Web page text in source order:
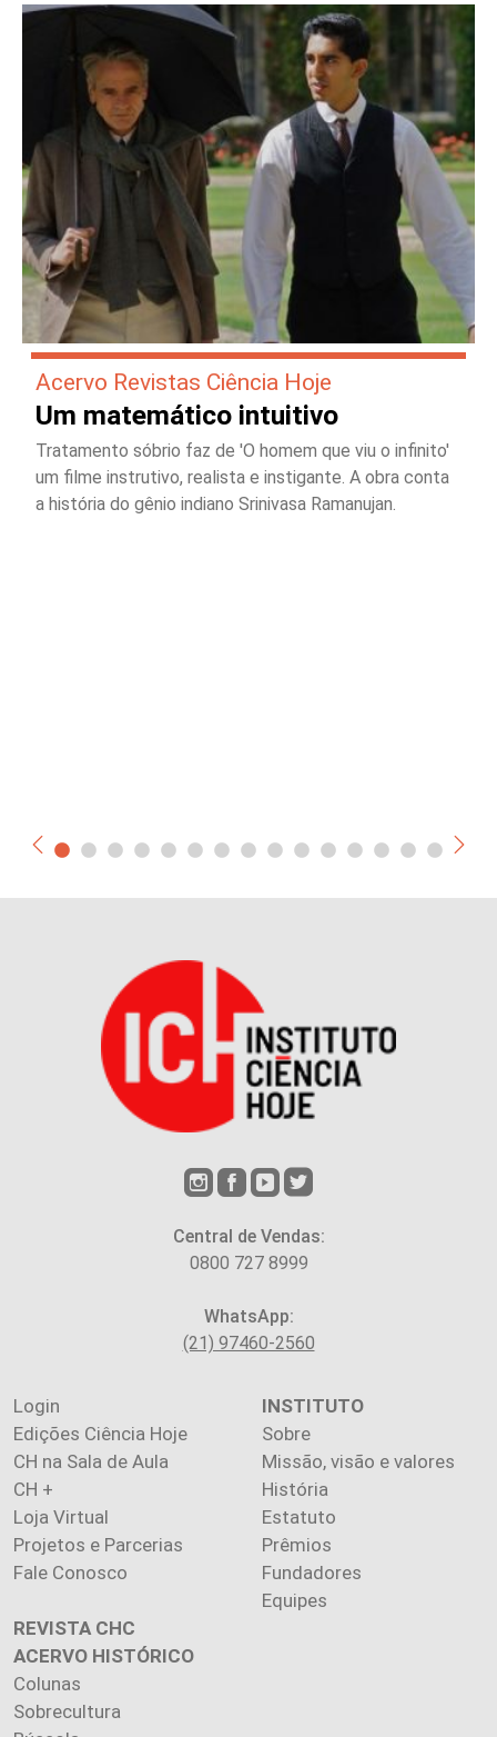
Acervo Revistas Ciência Hoje
Um matemático intuitivo
Tratamento sóbrio faz de 'O homem que viu o infinito'
um filme instrutivo, realista e instigante. A obra conta
a história do gênio indiano Srinivasa Ramanujan.
Central de Vendas:
0800 727 8999
WhatsApp:
(21) 97460-2560
Login
Edições Ciência Hoje
CH na Sala de Aula
CH +
Loja Virtual
Projetos e Parcerias
Fale Conosco
INSTITUTO
Sobre
Missão, visão e valores
História
Estatuto
Prêmios
Fundadores
Equipes
REVISTA CHC
ACERVO HISTÓRICO
Colunas
Sobrecultura